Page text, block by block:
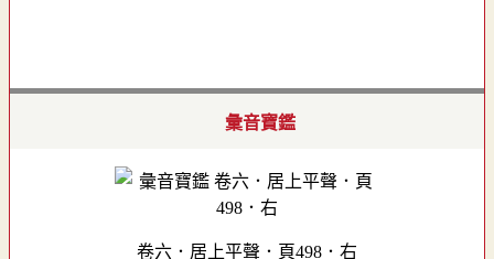
彙音寶鑑
卷六．居上平聲．頁498．右